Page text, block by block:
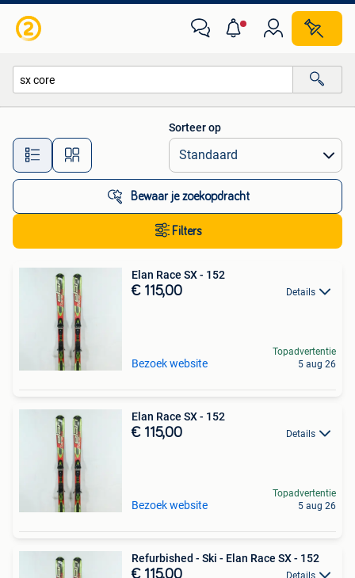
Alle afstanden…
Sorteer op
Bewaar je zoekopdracht
Filters
Elan Race SX - 152
€ 115,00 Details
Bezoek website
Topadvertentie
5 aug 26
Elan Race SX - 152
€ 115,00 Details
Bezoek website
Topadvertentie
5 aug 26
Refurbished - Ski - Elan Race SX - 152
€ 115,00 Details